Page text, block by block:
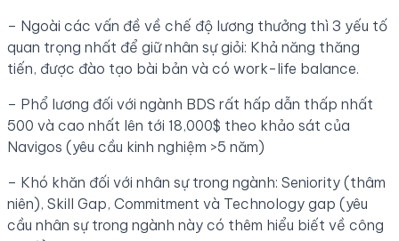
– Ngoài các vấn đề về chế độ lương thưởng thì 3 yếu tố
quan trọng nhất để giữ nhân sự giỏi: Khả năng thăng
tiến, được đào tạo bài bản và có work-life balance.
– Phổ lương đối với ngành BDS rất hấp dẫn thấp nhất
500 và cao nhất lên tới 18,000$ theo khảo sát của
Navigos (yêu cầu kinh nghiệm >5 năm)
– Khó khăn đối với nhân sự trong ngành: Seniority (thâm
niên), Skill Gap, Commitment và Technology gap (yêu
cầu nhân sự trong ngành này có thêm hiểu biết về công